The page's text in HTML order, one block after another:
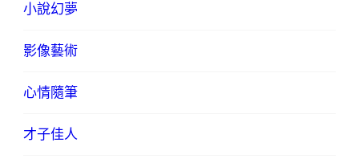
小說幻夢
影像藝術
心情隨筆
才子佳人